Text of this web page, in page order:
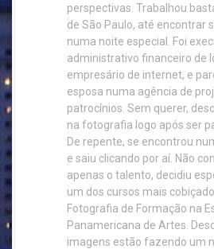
perspectivas. Trabalhou
de São Paulo, até encontrar
numa noite especial. Foi
administrativo financeiro de
empresário de internet, e
esposa numa agência de
patrocínios. Sem querer,
na fotografia logo após ser
De repente, se encontrou
e saiu clicando por aí. Não
apenas o talento, decidiu
um dos cursos mais
Fotografia de Formação na
Panamericana de Artes.
imagens estão fazendo um